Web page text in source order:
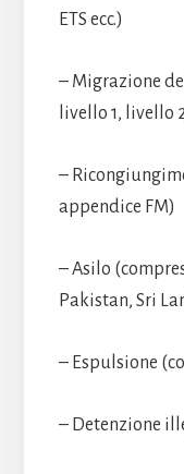
ETS ecc.)
– Migrazione
livello 1, livello
–
appendice FM)
– Asilo
Pakistan, Sri
– Espulsione
– Detenzione